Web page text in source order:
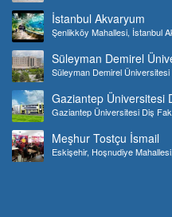
İstanbul Akvaryum
Şenlikköy Mahallesi, İstanbul
Süleyman Demirel
Süleyman Demirel
Gaziantep Üniversitesi
Gaziantep Üniversitesi Diş
Meşhur Tostçu İsmail
Eskişehir, Hoşnudiye